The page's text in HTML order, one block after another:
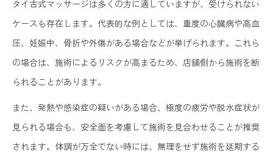
タイ古式マッサージは多くの方に適していますが、受けられない
ケースも存在します。代表的な例としては、重度の心臓病や高血
圧、妊娠中、骨折や外傷がある場合などが挙げられます。これら
の場合は、施術によるリスクが高まるため、店舗側から施術を断
られることがあります。
また、発熱や感染症の疑いがある場合、極度の疲労や脱水症状が
見られる場合も、安全面を考慮して施術を見合わせることが推奨
されます。体調が万全でない時には、無理をせず施術を延期する